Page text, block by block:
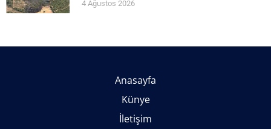
4 Ağustos 2026
Anasayfa
Künye
İletişim